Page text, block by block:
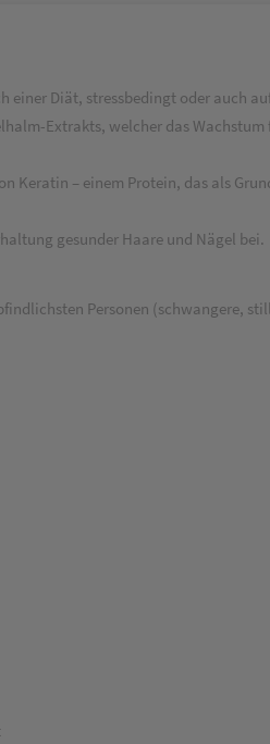
einer Diät, stressbedingt oder auch
Extrakts, welcher das
Keratin – einem Protein, das als
gesunder Haare und Nägel bei.
Personen (schwangere,